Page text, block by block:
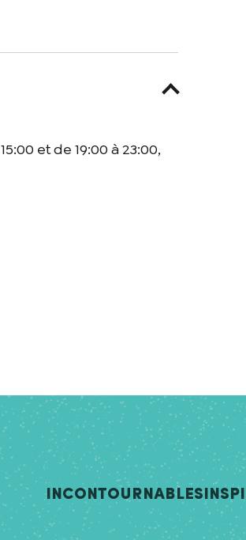
et de 19:00 à 23:00,
Incontournables